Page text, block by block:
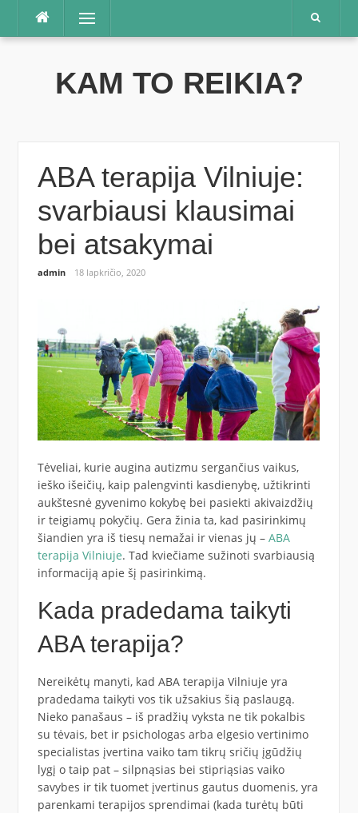
Praleisti
Meniu
KAM TO REIKIA?
ABA terapija Vilniuje:
svarbiausi klausimai
bei atsakymai
admin 18 lapkričio, 2020
Tėveliai, kurie augina autizmu sergančius vaikus,
ieško išeičių, kaip palengvinti kasdienybę, užtikrinti
aukštesnė gyvenimo kokybę bei pasiekti akivaizdžių
ir teigiamų pokyčių. Gera žinia ta, kad pasirinkimų
šiandien yra iš tiesų nemažai ir vienas jų – ABA
terapija Vilniuje. Tad kviečiame sužinoti svarbiausią
informaciją apie šį pasirinkimą.
Kada pradedama taikyti
ABA terapija?
Nereikėtų manyti, kad ABA terapija Vilniuje yra
pradedama taikyti vos tik užsakius šią paslaugą.
Nieko panašaus – iš pradžių vyksta ne tik pokalbis
su tėvais, bet ir psichologas arba elgesio vertinimo
specialistas įvertina vaiko tam tikrų sričių įgūdžių
lygį o taip pat – silpnąsias bei stipriąsias vaiko
savybes ir tik tuomet įvertinus gautus duomenis, yra
parenkami terapijos sprendimai (kada turėtų būti